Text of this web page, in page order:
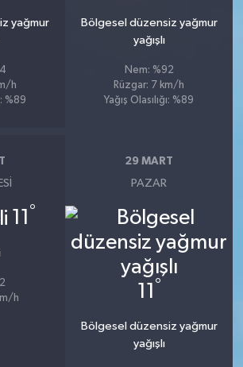
yağmur
h
%89
Bölgesel düzensiz yağmur
yağışlı
Nem: %92
Rüzgar: 7 km/h
Yağış Olasılığı: %89
11 °
h
29 MART
PAZAR
11 °
Bölgesel düzensiz yağmur
yağışlı